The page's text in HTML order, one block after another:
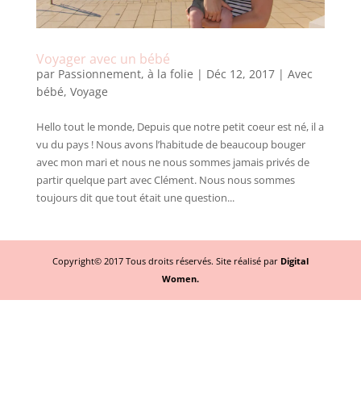
Voyager avec un bébé
par Passionnement, à la folie | Déc 12, 2017| Avec
bébé, Voyage
Hello tout le monde, Depuis que notre petit coeur est né, il a
vu du pays ! Nous avons l’habitude de beaucoup bouger
avec mon mari et nous ne nous sommes jamais privés de
partir quelque part avec Clément. Nous nous sommes
toujours dit que tout était une question...
Copyright© 2017 Tous droits réservés. Site réalisé par Digital
Women.